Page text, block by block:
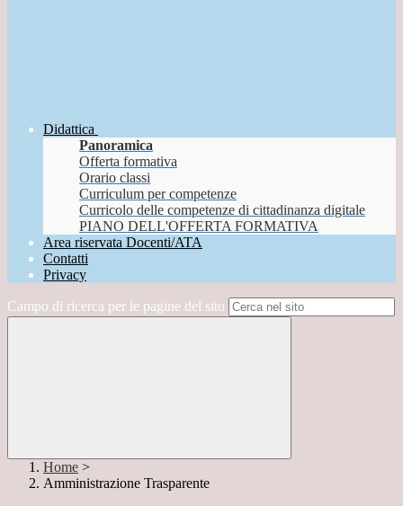
Didattica
Panoramica
Offerta formativa
Orario classi
Curriculum per competenze
Curricolo delle competenze di cittadinanza digitale
PIANO DELL'OFFERTA FORMATIVA
Area riservata Docenti/ATA
Contatti
Privacy
Campo di ricerca per le pagine del sito
Home >
Amministrazione Trasparente